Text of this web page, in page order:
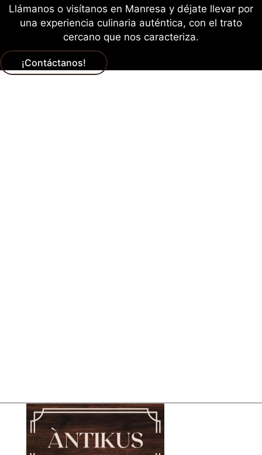
Llámanos o visítanos en Manresa y déjate llevar por
una experiencia culinaria auténtica, con el trato
cercano que nos caracteriza.
¡Contáctanos!